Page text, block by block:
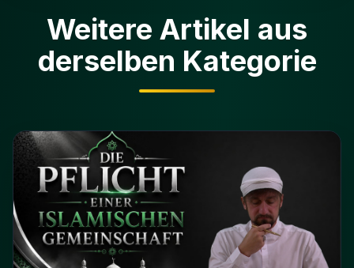
Weitere Artikel aus
derselben Kategorie